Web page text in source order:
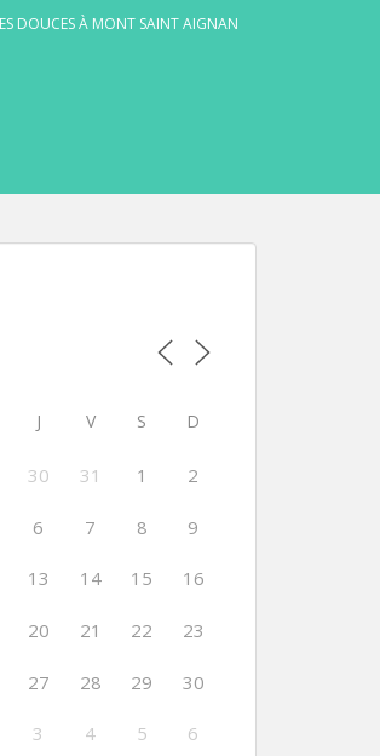
DOUCES À MONT SAINT AIGNAN
J V S D
30 31 1 2
6 7 8 9
13 14 15 16
20 21 22 23
27 28 29 30
3 4 5 6